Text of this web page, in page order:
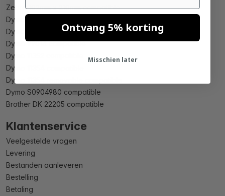
Zebra 102mm x 210mm compatible
Dymo 99010 compatible
Dymo 99012 compatible
Dymo 99014 compatible
Dymo 11352 compatible
Dymo 11354 compatible
Dymo 11354 removable compatible
Dymo S0904980 compatible
Brother DK 22205 compatible
Klantenservice
Veelgestelde vragen
Levering
Bestanden aanleveren
Bestelling
Betaling
Ontvang 5% korting
Misschien later